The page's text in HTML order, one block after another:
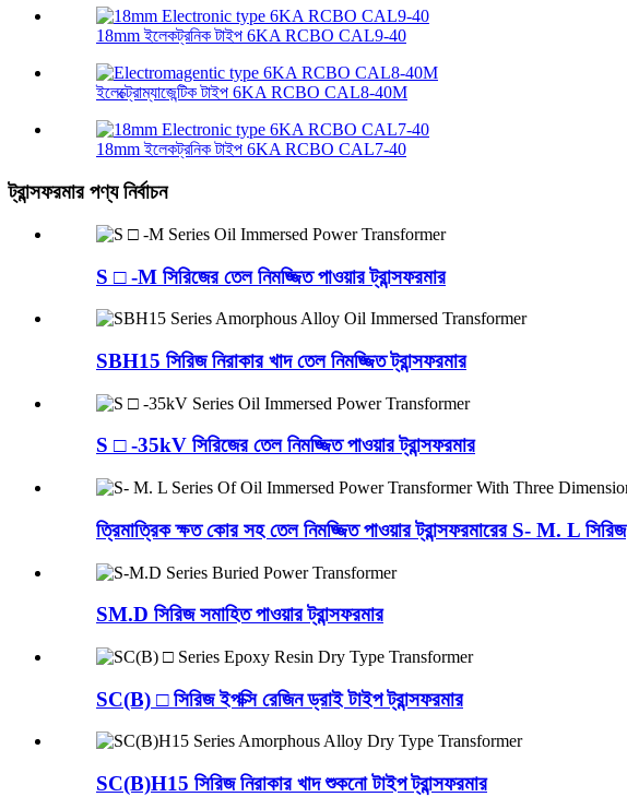
18mm ইলেকট্রনিক টাইপ 6KA RCBO CAL9-40
ইলেক্ট্রোম্যাজেন্টিক টাইপ 6KA RCBO CAL8-40M
18mm ইলেকট্রনিক টাইপ 6KA RCBO CAL7-40
ট্রান্সফরমার পণ্য নির্বাচন
S □ -M সিরিজের তেল নিমজ্জিত পাওয়ার ট্রান্সফরমার
SBH15 সিরিজ নিরাকার খাদ তেল নিমজ্জিত ট্রান্সফরমার
S □ -35kV সিরিজের তেল নিমজ্জিত পাওয়ার ট্রান্সফরমার
ত্রিমাত্রিক ক্ষত কোর সহ তেল নিমজ্জিত পাওয়ার ট্রান্সফরমারের S- M. L সিরিজ
SM.D সিরিজ সমাহিত পাওয়ার ট্রান্সফরমার
SC(B) □ সিরিজ ইপক্সি রেজিন ড্রাই টাইপ ট্রান্সফরমার
SC(B)H15 সিরিজ নিরাকার খাদ শুকনো টাইপ ট্রান্সফরমার